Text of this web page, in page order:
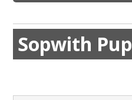
Sopwith Pup